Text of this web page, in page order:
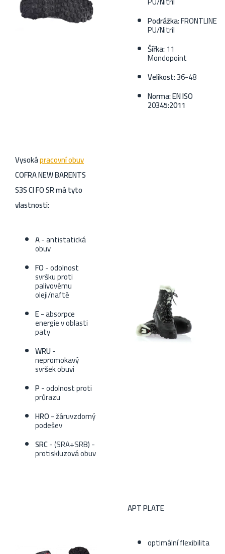
Podrážka:FRONTLINE
PU/Nitril
Šířka:11
Mondopoint
Velikost:36-48
Norma: EN ISO
20345:2011
Vysokápracovní obuv
COFRA NEW BARENTS
S3S CI FO SR má tyto
vlastnosti:
A- antistatická
obuv
FO- odolnost
svršku proti
palivovému
oleji/naftě
E- absorpce
energie v oblasti
paty
WRU-
nepromokavý
svršek obuvi
P- odolnost proti
průrazu
HRO- žáruvzdorný
podešev
SRC- (SRA+SRB) -
protiskluzová obuv
APT PLATE
optimální flexibilita